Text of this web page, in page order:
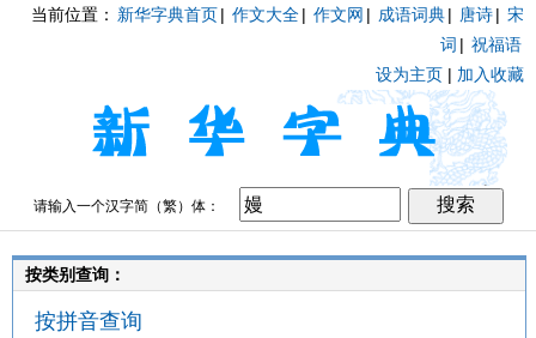
当前位置： 新华字典首页| 作文大全| 作文网 | 成语词典| 唐诗| 宋
词 | 祝福语
设为主页 | 加入收藏
请输入一个汉字简（繁）体：
按类别查询：
按拼音查询